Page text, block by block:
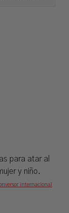
para atar al
y niño.
internacional